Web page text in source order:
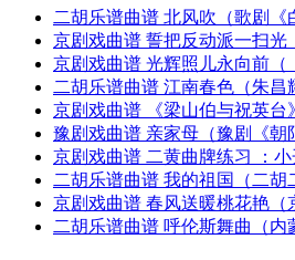
二胡乐谱曲谱 北风吹（歌剧《
京剧戏曲谱 誓把反动派一扫光
京剧戏曲谱 光辉照儿永向前（
二胡乐谱曲谱 江南春色（朱昌
京剧戏曲谱 《梁山伯与祝英台
豫剧戏曲谱 亲家母（豫剧《朝
京剧戏曲谱 二黄曲牌练习 ：小
二胡乐谱曲谱 我的祖国（二胡
京剧戏曲谱 春风送暖桃花艳（
二胡乐谱曲谱 呼伦斯舞曲（内